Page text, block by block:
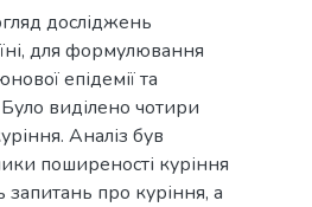
досліджень
для формулювання
епідемії та
виділено чотири
Аналіз був
поширеності куріння
запитань про куріння, а